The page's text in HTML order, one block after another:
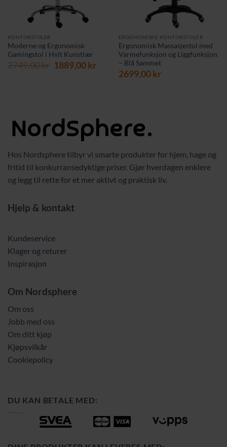
KONTORSTOLER
Moderne og Ergonomisk
Gamingstol i Hvit Kunstlær
2749,00kr Opprinnelig
1889,00krNåværende
ERGONOMISKE KONTORSTOLER
Ergonomisk Massasjestol med
Varmefunksjon og Liggfunksjon
– Blå Sammet
2699,00kr
Hos Nordsphere tilbyr vi smarte produkter for hjem, hage og
fritid til konkurransedyktige priser. Gjør hverdagen enklere
og legg til rette for et mer aktivt og praktisk liv.
Hjelp & kontakt
Kundeservice
Klager og returer
Inspirasjon
Om Nordsphere
Om oss
Jobb med oss
Om ditt kjøp
Kjøpsvilkår
Cookiepolicy
DU KAN BETALE MED: